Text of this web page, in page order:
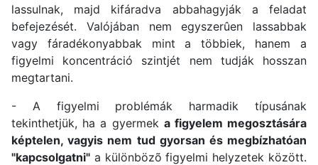
lassulnak, majd kifáradva abbahagyják a feladat
befejezését. Valójában nem egyszerûen lassabbak
vagy fáradékonyabbak mint a többiek, hanem a
figyelmi koncentráció szintjét nem tudják hosszan
megtartani.
- A figyelmi problémák harmadik típusának
tekinthetjük, ha a gyermek a figyelem megosztására
képtelen, vagyis nem tud gyorsan és megbízhatóan
"kapcsolgatni" a különbözõ figyelmi helyzetek között.